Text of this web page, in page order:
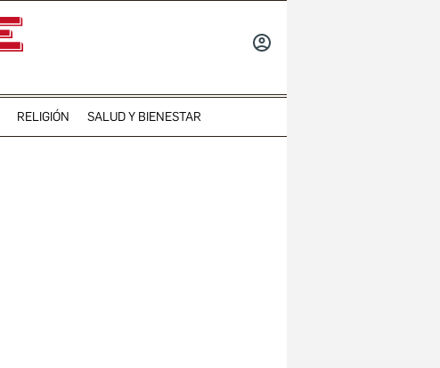
RELIGIÓN SALUD Y BIENESTAR